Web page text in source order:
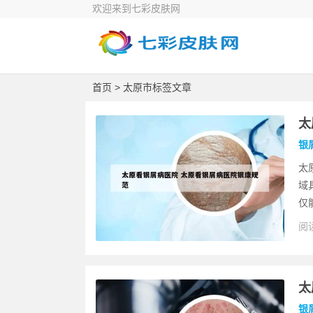
欢迎来到七彩皮肤网
首页 > 太原市标签文章
银
太
域
仅
阅
银